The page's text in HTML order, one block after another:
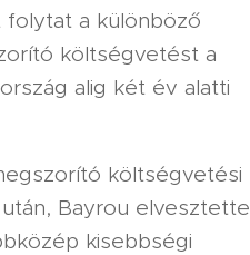
folytat a különböző
költségvetést a
alig két év alatti
költségvetési
Bayrou elvesztette
kisebbségi